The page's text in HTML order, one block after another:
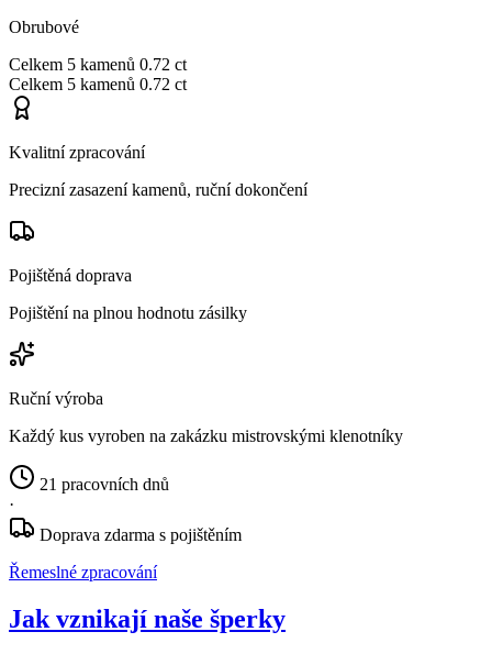
Obrubové
Celkem 5 kamenů 0.72 ct
Celkem 5 kamenů 0.72 ct
Kvalitní zpracování
Precizní zasazení kamenů, ruční dokončení
Pojištěná doprava
Pojištění na plnou hodnotu zásilky
Ruční výroba
Každý kus vyroben na zakázku mistrovskými klenotníky
21 pracovních dnů
·
Doprava zdarma s pojištěním
Řemeslné zpracování
Jak vznikají naše šperky